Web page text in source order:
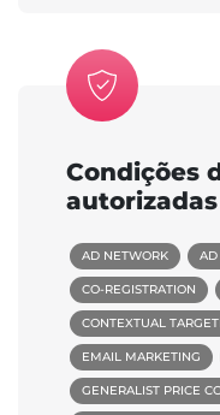
Condições
autorizadas
AD NETWORK AD
CO-REGISTRATION
CONTEXTUAL
EMAIL MARKETING
GENERALIST PRICE